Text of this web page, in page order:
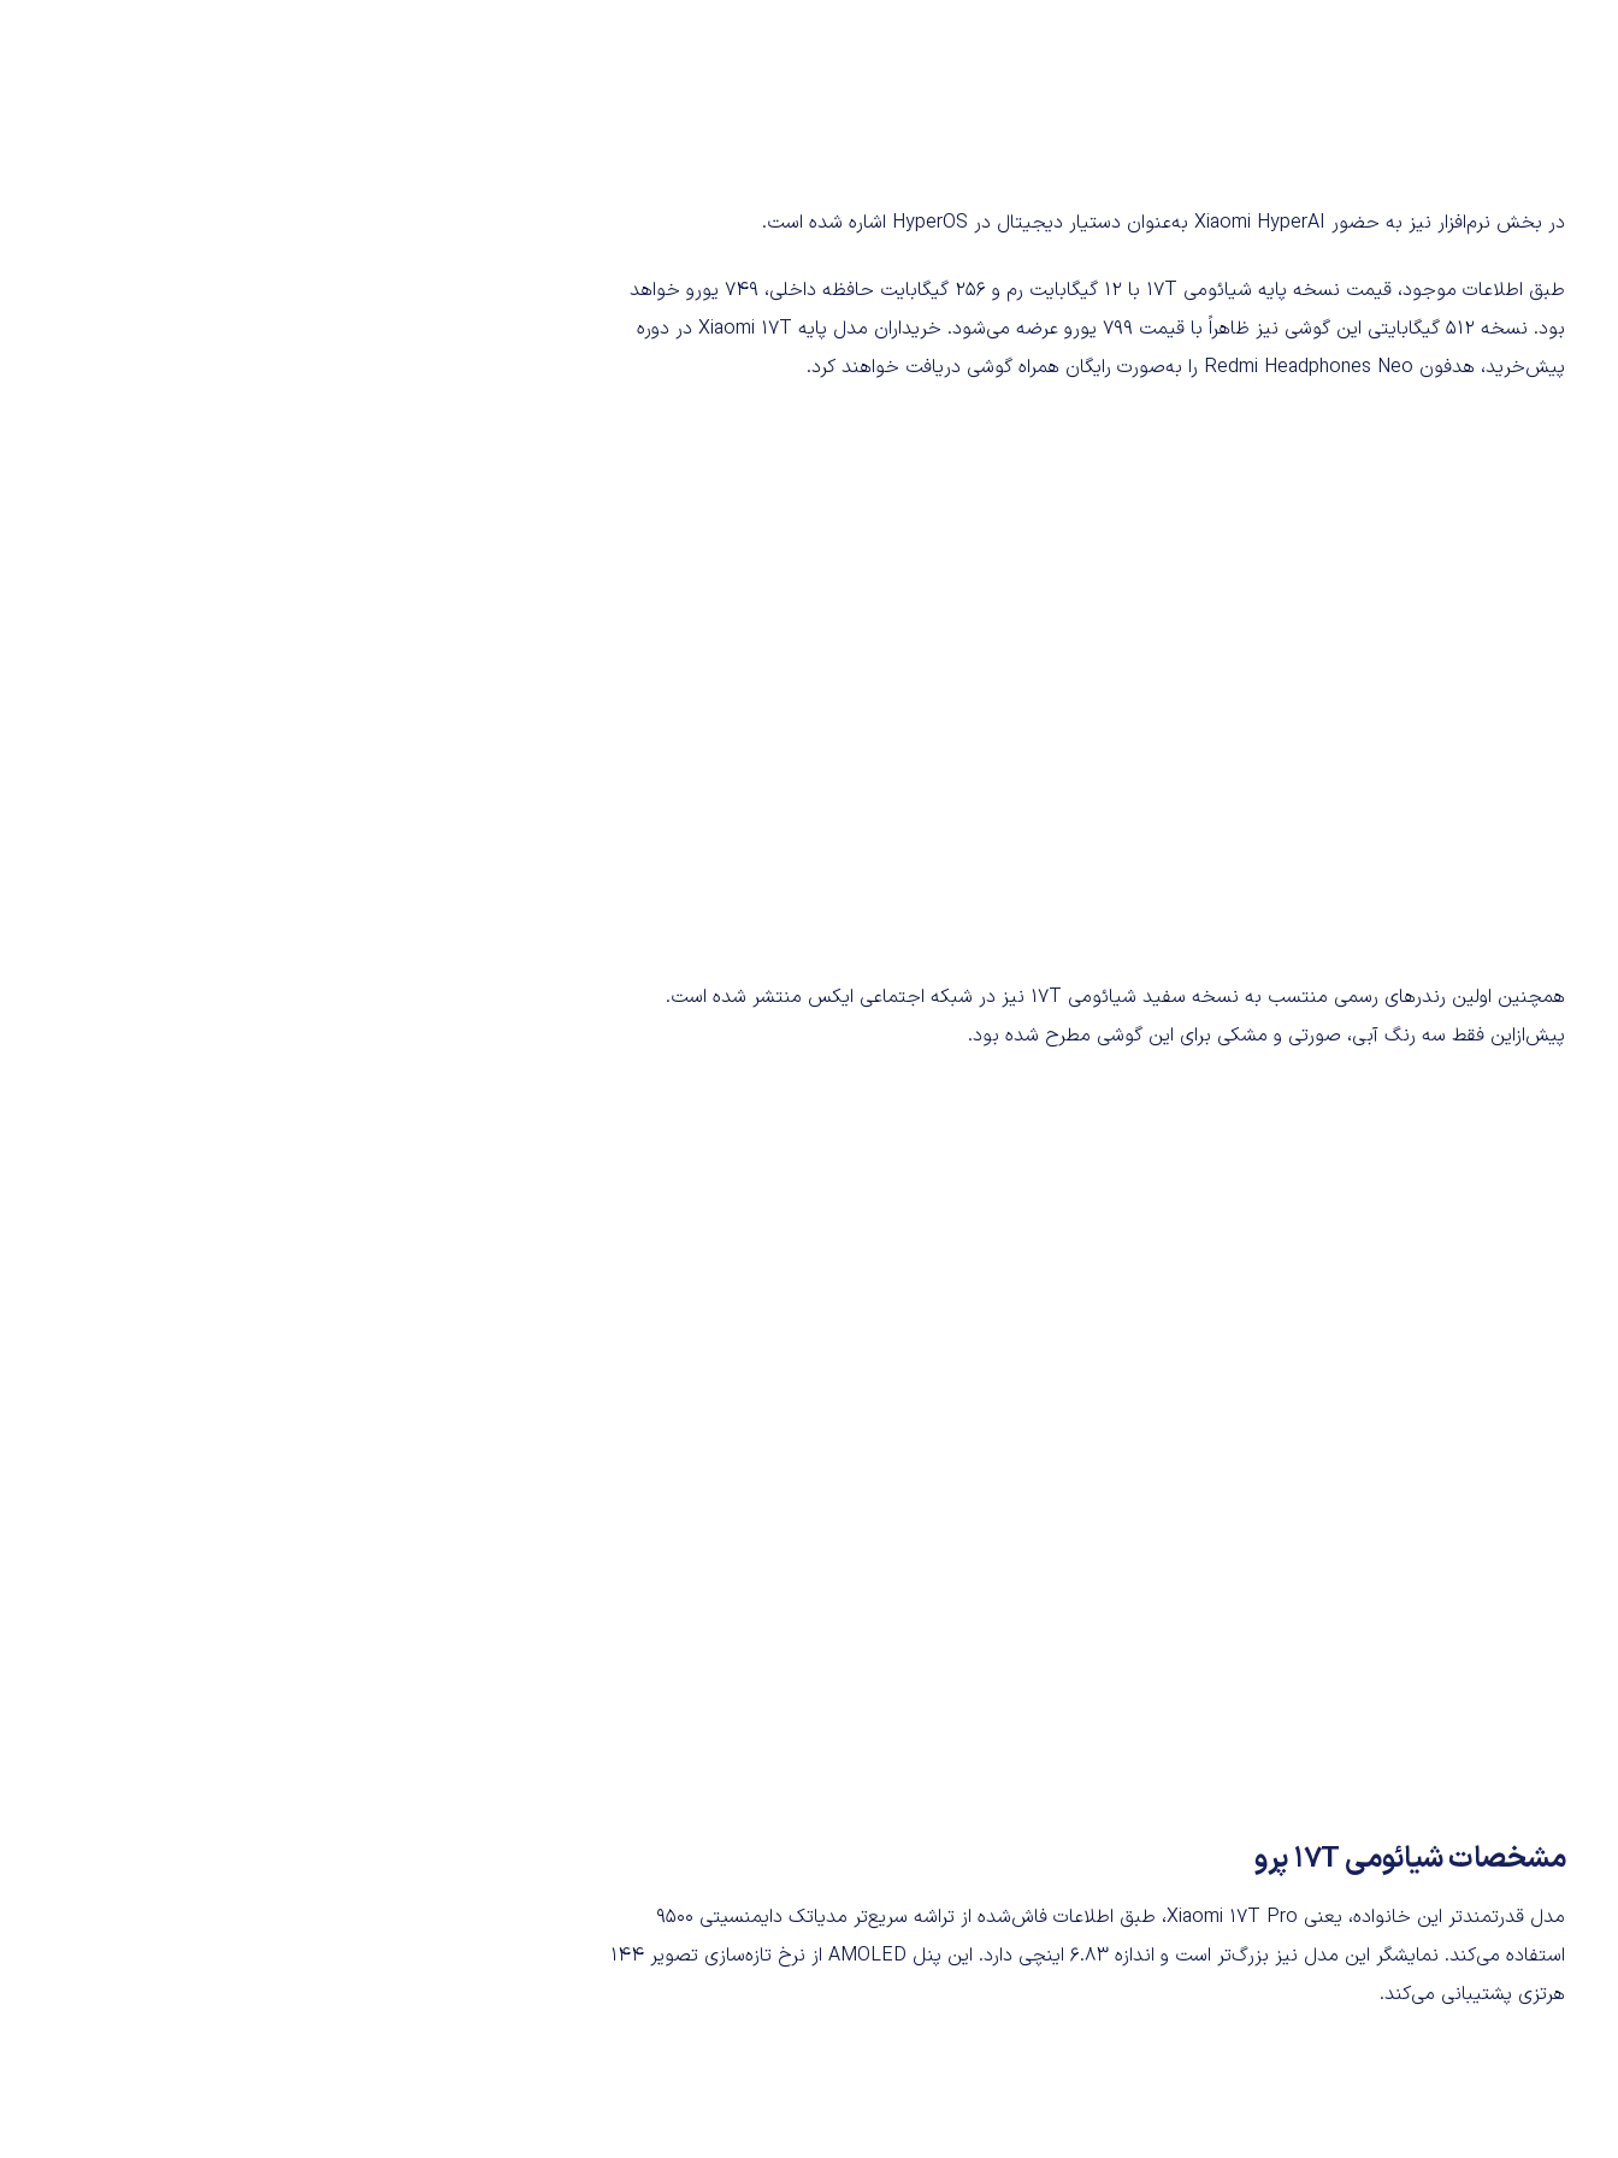
در بخش نرم‌افزار نیز به حضور Xiaomi HyperAI به‌عنوان دستیار دیجیتال در HyperOS اشاره شده است.
طبق اطلاعات موجود، قیمت نسخه پایه شیائومی 17T با ۱۲ گیگابایت رم و ۲۵۶ گیگابایت حافظه داخلی، ۷۴۹ یورو خواهد
بود. نسخه ۵۱۲ گیگابایتی این گوشی نیز ظاهراً با قیمت ۷۹۹ یورو عرضه می‌شود. خریداران مدل پایه Xiaomi 17T در دوره
پیش‌خرید، هدفون Redmi Headphones Neo را به‌صورت رایگان همراه گوشی دریافت خواهند کرد.
همچنین اولین رندرهای رسمی منتسب به نسخه سفید شیائومی 17T نیز در شبکه اجتماعی ایکس منتشر شده است.
پیش‌ازاین فقط سه رنگ آبی، صورتی و مشکی برای این گوشی مطرح شده بود.
مشخصات شیائومی 17T پرو
مدل قدرتمندتر این خانواده، یعنی Xiaomi 17T Pro، طبق اطلاعات فاش‌شده از تراشه سریع‌تر مدیاتک دایمنسیتی 9500
استفاده می‌کند. نمایشگر این مدل نیز بزرگ‌تر است و اندازه ۶.۸۳ اینچی دارد. این پنل AMOLED از نرخ تازه‌سازی تصویر ۱۴۴
هرتزی پشتیبانی می‌کند.